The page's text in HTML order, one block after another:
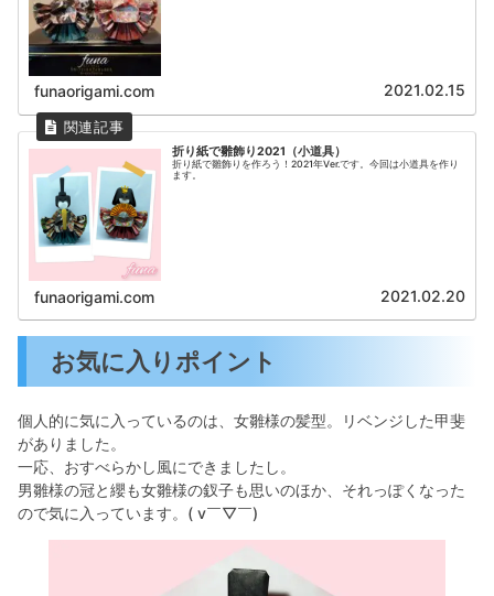
funaorigami.com 2021.02.15
折り紙で雛飾り2021（小道具）
折り紙で雛飾りを作ろう！2021年Ver.です。今回は小道具を作り
ます。
funaorigami.com 2021.02.20
お気に入りポイント
個人的に気に入っているのは、女雛様の髪型。リベンジした甲斐
がありました。
一応、おすべらかし風にできましたし。
男雛様の冠と纓も女雛様の釵子も思いのほか、それっぽくなった
ので気に入っています。( v￣▽￣)